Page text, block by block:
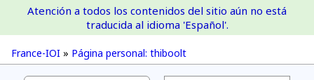
France-IOI
France-IOI » Página personal: thiboolt
Atención a todos los contenidos del sitio aún no está
traducida al idioma 'Español'.